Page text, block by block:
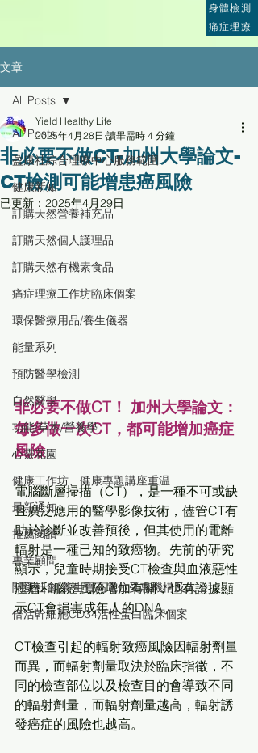
身體檢測
痛症理療
文章
All Posts
盈康社綜合理療中心服務範圍
健康新知
訂購天然營養補充品
訂購天然個人護理品
訂購天然有機素食品
痛症理療工作坊臨床個案
環保醫療用品/養生儀器
能量系列
預防醫學檢測
自然醫學
功能/草本/營養學
心靈花園
健康工作坊、健康專題講座重温
最新通知
推薦閱讀
專業顧問
關愛社會[養生寶高電位受惠機構及人士]
倍活幹細胞CD34活性蛋白臨床個案
All Posts
非必要不做CT-加州大學論文-
CT檢測可能增患癌風險
Yield Healthy Life
2025年4月28日 讀畢需時 4 分鐘
已更新： 2025年4月29日
非必要不做CT！ 加州大學論文：
每多做一次CT，都可能增加癌症
風險
電腦斷層掃描（CT），是一種不可或缺
且廣泛應用的醫學影像技術，儘管CT有
助於診斷並改善預後，但其使用的電離
輻射是一種已知的致癌物。先前的研究
顯示，兒童時期接受CT檢查與血液惡性
腫瘤和腦癌風險增加有關，也有證據顯
示CT會損害成年人的DNA。
CT檢查引起的輻射致癌風險因輻射劑量
而異，而輻射劑量取決於臨床指徵，不
同的檢查部位以及檢查目的會導致不同
的輻射劑量，而輻射劑量越高，輻射誘
發癌症的風險也越高。